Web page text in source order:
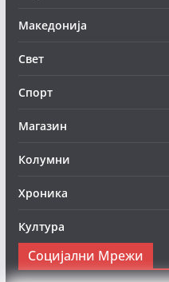
Македонија
Свет
Спорт
Магазин
Колумни
Хроника
Култура
Социјални Мрежи